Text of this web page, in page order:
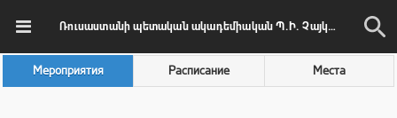
Ռուսաստանի պետական ակադեմիական Պ.Ի. Չայկովսկու անվան մեծ սիմֆոնիկ նվագախումբ
Мероприятия Расписание Места